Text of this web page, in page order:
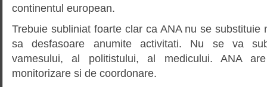
continentul european.
Trebuie subliniat foarte clar ca ANA nu se substituie
sa desfasoare anumite activitati. Nu se va
vamesului, al politistului, al medicului. ANA
monitorizare si de coordonare.